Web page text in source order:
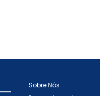
Sobre Nós